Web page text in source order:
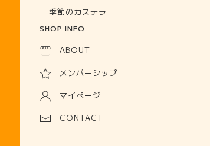
季節のカステラ
SHOP INFO
ABOUT
メンバーシップ
マイページ
CONTACT